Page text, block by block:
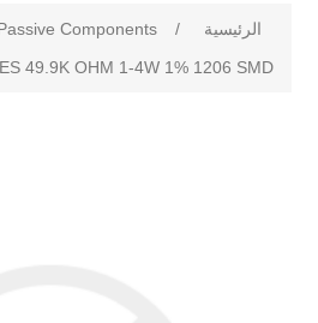
الرئيسية /
Components
49.9K OHM 1-4W 1% 1206 SMD